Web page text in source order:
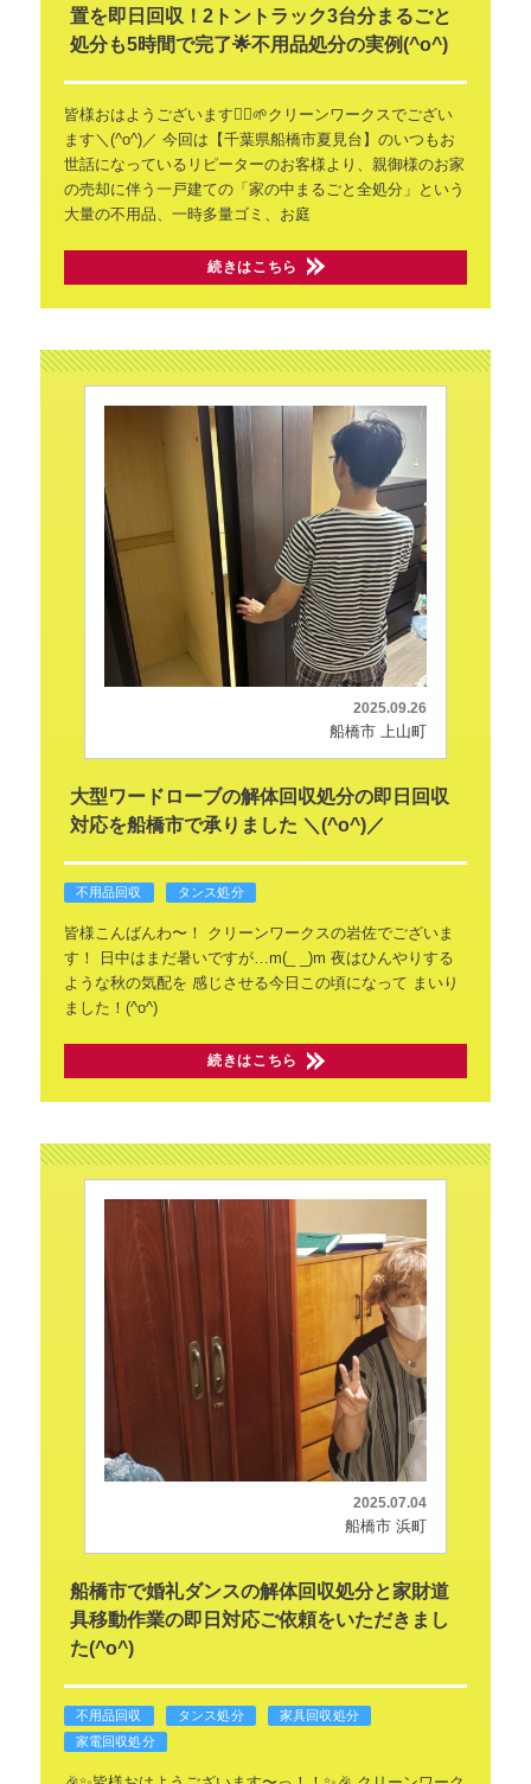
置を即日回収！2トントラック3台分まるごと
処分も5時間で完了🌟不用品処分の実例(^o^)
皆様おはようございます🙂‍↕️🌱クリーンワークスでござい
ます＼(^o^)／ 今回は【千葉県船橋市夏見台】のいつもお
世話になっているリピーターのお客様より、親御様のお家
の売却に伴う一戸建ての「家の中まるごと全処分」という
大量の不用品、一時多量ゴミ、お庭
続きはこちら
2025.09.26
船橋市 上山町
大型ワードローブの解体回収処分の即日回収
対応を船橋市で承りました ＼(^o^)／
不用品回収 タンス処分
皆様こんばんわ〜！
クリーンワークスの岩佐でございま
す！
日中はまだ暑いですが…m(_ _)m 夜はひんやりする
ような秋の気配を 感じさせる今日この頃になって まいり
ました！(^o^)
続きはこちら
2025.07.04
船橋市 浜町
船橋市で婚礼ダンスの解体回収処分と家財道
具移動作業の即日対応ご依頼をいただきまし
た(^o^)
不用品回収 タンス処分
家具回収処分
家電回収処分